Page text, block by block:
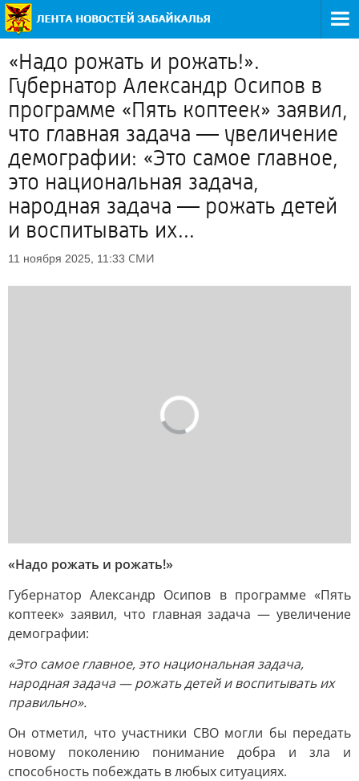
«Надо рожать и рожать!».
Губернатор Александр Осипов в
программе «Пять коптеек» заявил,
что главная задача — увеличение
демографии: «Это самое главное,
это национальная задача,
народная задача — рожать детей
и воспитывать их...
11 ноября 2025, 11:33 СМИ
«Надо рожать и рожать!»
Губернатор Александр Осипов в программе «Пять
коптеек» заявил, что главная задача — увеличение
демографии:
«Это самое главное, это национальная задача,
народная задача — рожать детей и воспитывать их
правильно».
Он отметил, что участники СВО могли бы передать
новому поколению понимание добра и зла и
способность побеждать в любых ситуациях.